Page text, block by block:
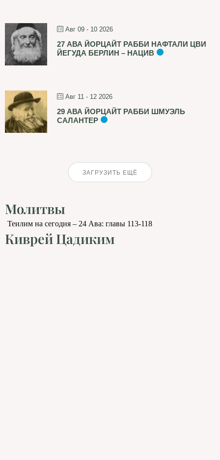
Авг 09 - 10 2026
27 АВА ЙОРЦАЙТ РАББИ НАФТАЛИ ЦВИ
ЙЕГУДА БЕРЛИН – НАЦИВ
Авг 11 - 12 2026
29 АВА ЙОРЦАЙТ РАББИ ШМУЭЛЬ
САЛАНТЕР
ЗАГРУЗИТЬ ЕЩЁ
Молитвы
Теилим на сегодня – 24 Ава: главы 113-118
Киврей Цадиким